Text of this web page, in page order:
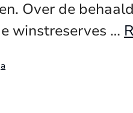
Over de
winstreserves …